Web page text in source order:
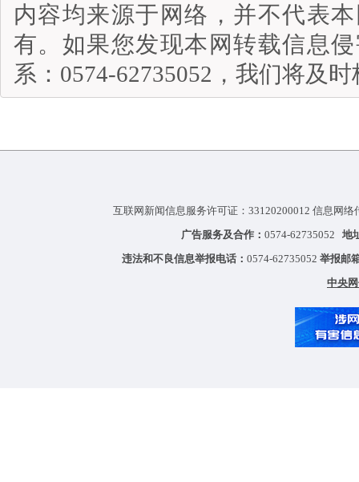
内容均来源于网络，并不代表
有。如果您发现本网转载信息
系：0574-62735052，我们将及
互联网新闻信息服务许可证：33120200012 信息网
广告服务及合作： 0574-62735052 地
违法和不良信息举报电话： 0574-62735052 举报邮
中央